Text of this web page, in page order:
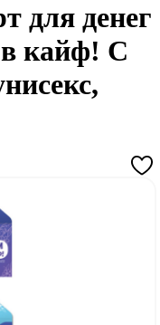
для денег
кайф! С